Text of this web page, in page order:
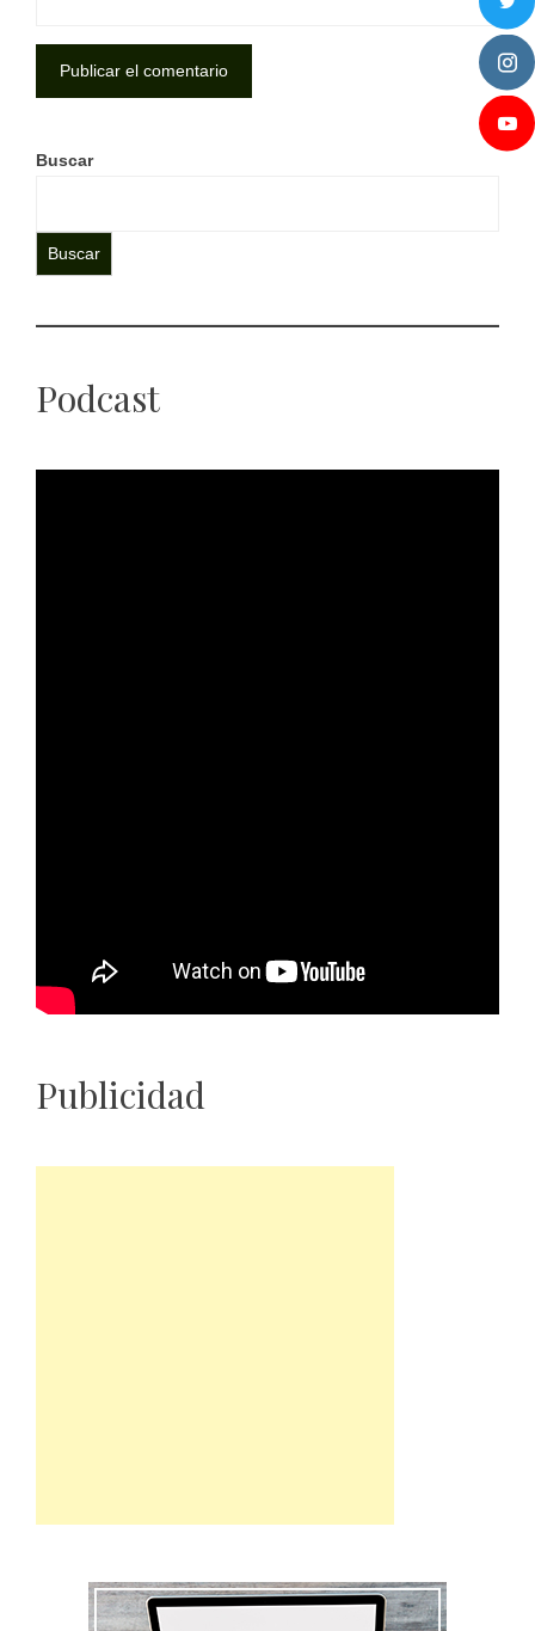
Buscar
Buscar
Podcast
Publicidad